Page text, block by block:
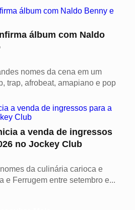
álbum com Naldo
nomes da cena em um
trap, afrobeat, amapiano e pop
a venda de ingressos
no Jockey Club
da culinária carioca e
e Ferrugem entre setembro e...